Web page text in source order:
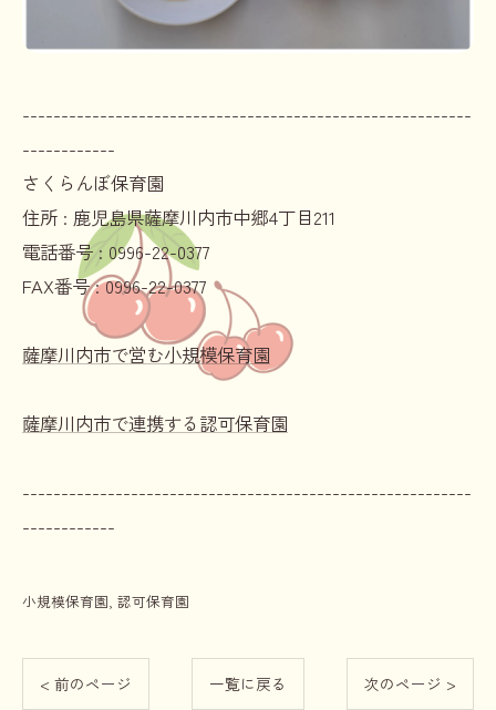
----------------------------------------------------------
------------
さくらんぼ保育園
住所 : 鹿児島県薩摩川内市中郷4丁目211
電話番号 : 0996-22-0377
FAX番号 :0996-22-0377
薩摩川内市で営む小規模保育園
薩摩川内市で連携する認可保育園
----------------------------------------------------------
------------
小規模保育園 認可保育園
< 前のページ 一覧に戻る 次のページ >